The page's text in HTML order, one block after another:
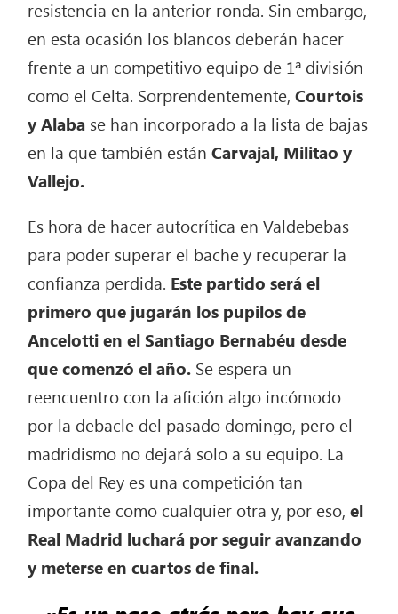
resistencia en la anterior ronda. Sin embargo,
en esta ocasión los blancos deberán hacer
frente a un competitivo equipo de 1ª división
como el Celta. Sorprendentemente,Courtois
y Alaba se han incorporado a la lista de bajas
en la que también estánCarvajal, Militao y
Vallejo.
Es hora de hacer autocrítica en Valdebebas
para poder superar el bache y recuperar la
confianza perdida. Este partido será el
primero que jugarán los pupilos de
Ancelotti en el Santiago Bernabéu desde
que comenzó el año. Se espera un
reencuentro con la afición algo incómodo
por la debacle del pasado domingo, pero el
madridismo no dejará solo a su equipo. La
Copa del Rey es una competición tan
importante como cualquier otra y, por eso,el
Real Madrid luchará por seguir avanzando
y meterse en cuartos de final.